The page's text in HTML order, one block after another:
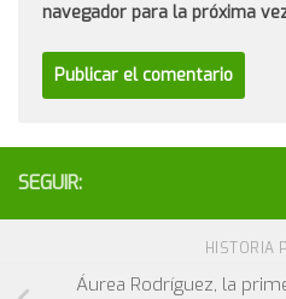
navegador para la próxima
SEGUIR:
HISTORIA
Áurea Rodríguez, la